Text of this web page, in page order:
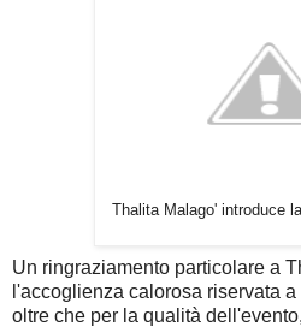
Thalita Malago' introduce
Un ringraziamento particolare a
l'accoglienza calorosa riservata
oltre che per la qualità